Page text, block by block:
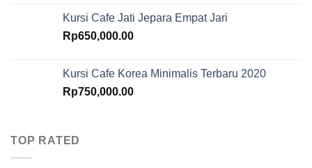
Kursi Cafe Jati Jepara Empat Jari
Rp650,000.00
Kursi Cafe Korea Minimalis Terbaru 2020
Rp750,000.00
TOP RATED